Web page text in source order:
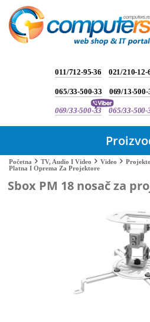
011/712-95-36 021/210-12-
065/33-500-33 069/13-500-
069/33-500-33 065/33-500-
Početna TV, Audio I Video Video
Platna I Oprema Za Projektore
Sbox PM 18 nosač za